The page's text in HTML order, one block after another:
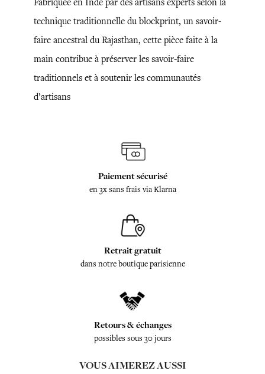
technique traditionnelle du blockprint, un savoir-
faire ancestral du Rajasthan, cette pièce faite à la
main contribue à préserver les savoir-faire
traditionnels et à soutenir les communautés
d’artisans
Paiement sécurisé
en 3x sans frais via Klarna
Retrait gratuit
dans notre boutique parisienne
Retours & échanges
possibles sous 30 jours
VOUS AIMEREZ AUSSI